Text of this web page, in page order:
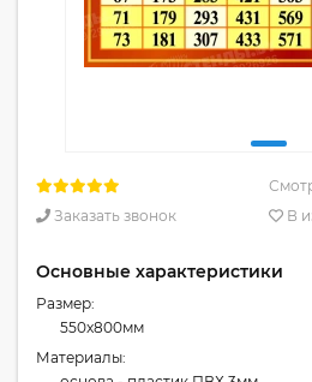
Заказать звонок
В
Основные характеристики
Размер:
550x800мм
Материалы: